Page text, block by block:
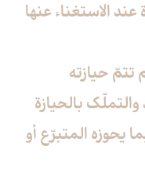
يحوزه المتبرّع أو